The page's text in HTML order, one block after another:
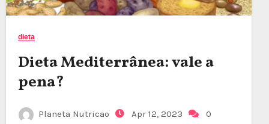
dieta
Dieta Mediterrânea: vale a
pena?
Planeta Nutricao Apr 12, 2023
0